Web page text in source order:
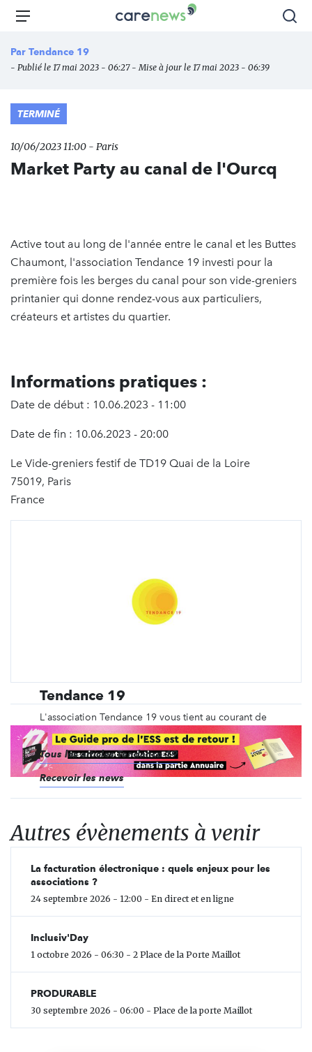
Aller
principal
Carenews,
des
Menu
Par Tendance 19
- Publié le 17 mai 2023 - 06:27 - Mise à jour le 17 mai 2023 - 06:39
TERMINÉ
10/06/2023 11:00 - Paris
Market Party au canal de l'Ourcq
Active tout au long de l'année entre le canal et les Buttes
Chaumont, l'association Tendance 19 investi pour la
première fois les berges du canal pour son vide-greniers
printanier qui donne rendez-vous aux particuliers,
créateurs et artistes du quartier.
Informations pratiques :
Date de début : 10.06.2023 - 11:00
Date de fin : 10.06.2023 - 20:00
Le Vide-greniers festif de TD19 Quai de la Loire
75019, Paris
France
Tendance 19
L'association Tendance 19 vous tient au courant de
ses évènements de rue et dans son local.
Tous les articles Tendance 19
Recevoir les news
Autres évènements à venir
La facturation électronique : quels enjeux pour les
associations ?
24 septembre 2026 - 12:00 - En direct et en ligne
Inclusiv'Day
1 octobre 2026 - 06:30 - 2 Place de la Porte Maillot
PRODURABLE
30 septembre 2026 - 06:00 - Place de la porte Maillot